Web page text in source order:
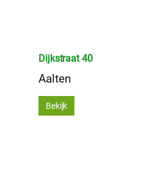
Dijkstraat 40
Aalten
Bekijk